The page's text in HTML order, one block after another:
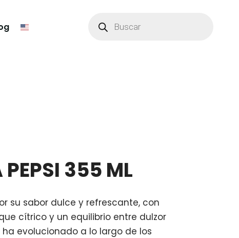
de
productos
PEPSI 355 ML
su sabor dulce y refrescante, con
cítrico y un equilibrio entre dulzor
evolucionado a lo largo de los